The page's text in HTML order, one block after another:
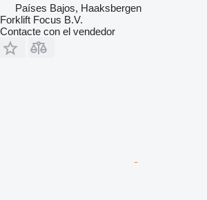
Países Bajos, Haaksbergen
Forklift Focus B.V.
Contacte con el vendedor